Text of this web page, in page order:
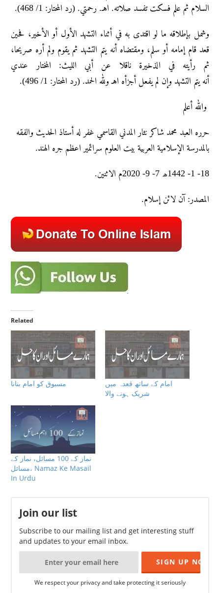
السلام ثم علم فسكت تفسد صلاته. اهـ. رحمتي. (رد المحتار: 1/ 468).
وشمل بإطلاقه ما لو اقتدى به في أثناء التشهد الأول أو الأخير، فحين
قعد قام إمامه أو سلم، ومقتضاه أنه يتم التشهد ثم يقوم ولم أره صريحا،
ثم رأيته في الذخيرة ناقلا عن أبي الليث: المختار عندي
أنه يتم التشهد وإن لم يفعل أجزأه اهـ ولله الحمد. (رد المحتار: 1/ 496).
والله أعلم
حرره العبد محمد شاکر نثار المدني القاسمي غفر له أستاذ الحديث والفقه
بالمدرسة الإسلامية العربية بيت العلوم سرائمير اعظم جره الهند.
18- 1- 1442ھ 7- 9- 2020م الاثنین.
المصدر: آن لائن إسلام.
Related
مسبوق کو امام بنانا
امام کے ساتھ قعدہ میں
شریک ہونے والا
نماز کے 100 مسائل، نماز کے
مسائل، Namaz Ke Masail
In Urdu
Join our list
Subscribe to our mailing list and get interesting stuff
and updates to your email inbox.
We respect your privacy and take protecting it seriously